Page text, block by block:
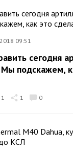
09:51
сегодня
подскажем,
1 1 0